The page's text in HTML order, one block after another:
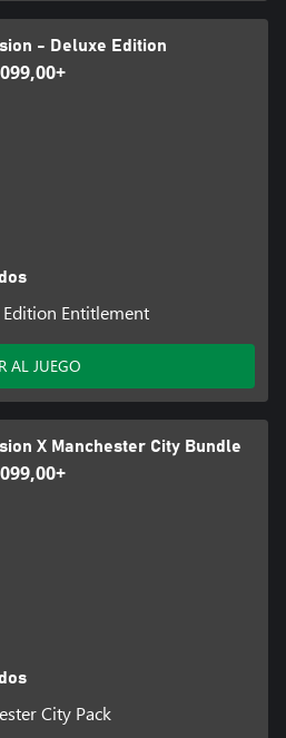
- Deluxe Edition
Entitlement
AL JUEGO
X Manchester City Bundle
City Pack